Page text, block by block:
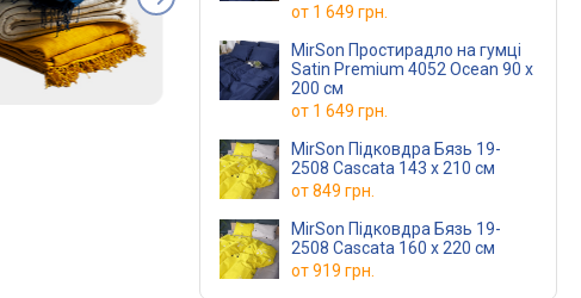
от 1 649 грн.
MirSon Простирадло на гумці
Satin Premium 4052 Ocean 90 х
200 см
от 1 649 грн.
MirSon Підковдра Бязь 19-
2508 Cascata 143 x 210 см
от849 грн.
MirSon Підковдра Бязь 19-
2508 Cascata 160 x 220 см
от919 грн.